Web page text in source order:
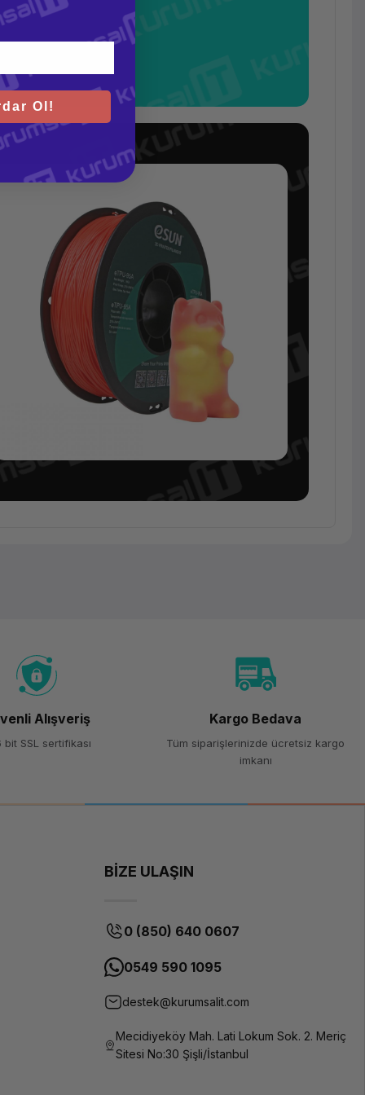
Etpu-95A
Filament
Yeşil
oranı
Tüm FDM 3D
yazıcılar
(esnek
Alışveriş
bit SSL sertifikası
Kargo Bedava
Tüm siparişlerinizde ücretsiz kargo
imkanı
BİZE ULAŞIN
0 (850) 640 0607
0549 590 1095
destek@kurumsalit.com
Mecidiyeköy Mah. Lati Lokum Sok. 2. Meriç
Sitesi No:30 Şişli/İstanbul
Ol!